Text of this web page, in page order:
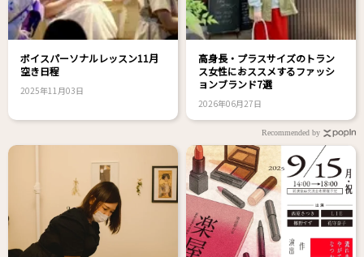
ボイスパーソナルレッスン11月
空き日程
2025年11月03日
高身長・プラスサイズのトラン
ス女性におススメするファッシ
ョンブランド7選
2026年06月27日
Recommended by